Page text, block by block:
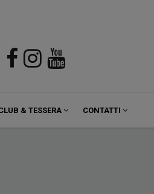
& TESSERA CONTATTI